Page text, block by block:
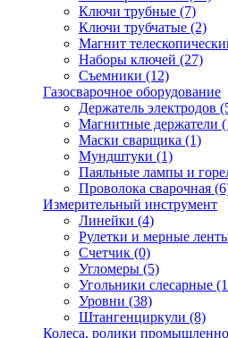
Ключи трубные (7)
Ключи трубчатые (2)
Магнит
Наборы ключей (27)
Съемники (12)
Газосварочное оборудование
Держатель электродов
Магнитные держатели
Маски сварщика (1)
Мундштуки (1)
Паяльные лампы и
Проволока сварочная
Измерительный инструмент
Линейки (4)
Рулетки и мерные
Счетчик (0)
Угломеры (5)
Угольники слесарные
Уровни (38)
Штангенциркули (8)
Колеса, ролики